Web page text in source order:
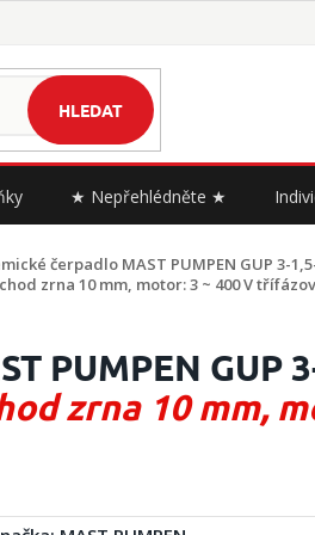
HLEDAT
★ Nepřehlédněte ★
čerpadlo MAST PUMPEN GUP 3-
zrna 10 mm, motor: 3 ~ 400 V
PUMPEN GUP
zrna 10 mm,